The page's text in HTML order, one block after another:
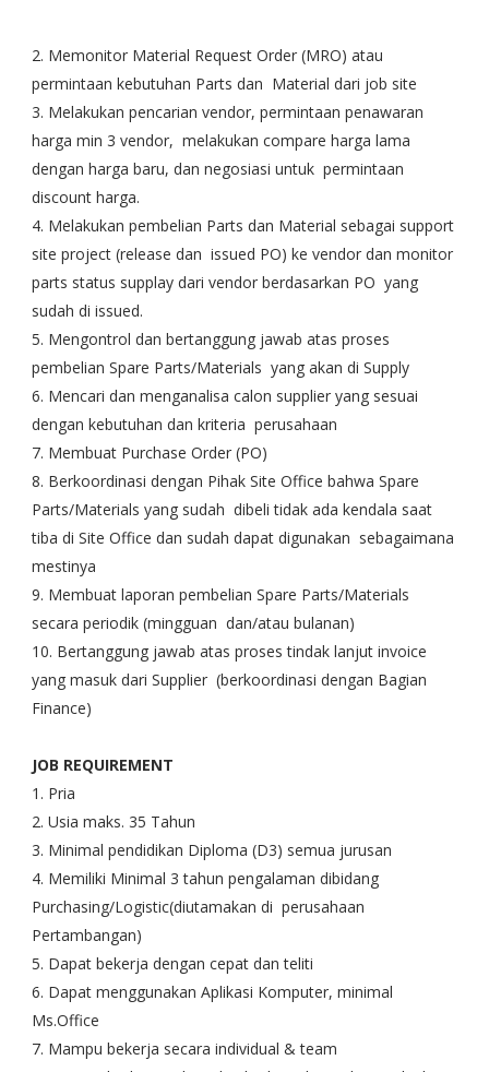
2. Memonitor Material Request Order (MRO) atau
permintaan kebutuhan Parts dan Material dari job site
3. Melakukan pencarian vendor, permintaan penawaran
harga min 3 vendor, melakukan compare harga lama
dengan harga baru, dan negosiasi untuk permintaan
discount harga.
4. Melakukan pembelian Parts dan Material sebagai support
site project (release dan issued PO) ke vendor dan monitor
parts status supplay dari vendor berdasarkan PO yang
sudah di issued.
5. Mengontrol dan bertanggung jawab atas proses
pembelian Spare Parts/Materials yang akan di Supply
6. Mencari dan menganalisa calon supplier yang sesuai
dengan kebutuhan dan kriteria perusahaan
7. Membuat Purchase Order (PO)
8. Berkoordinasi dengan Pihak Site Office bahwa Spare
Parts/Materials yang sudah dibeli tidak ada kendala saat
tiba di Site Office dan sudah dapat digunakan sebagaimana
mestinya
9. Membuat laporan pembelian Spare Parts/Materials
secara periodik (mingguan dan/atau bulanan)
10. Bertanggung jawab atas proses tindak lanjut invoice
yang masuk dari Supplier (berkoordinasi dengan Bagian
Finance)
JOB REQUIREMENT
1. Pria
2. Usia maks. 35 Tahun
3. Minimal pendidikan Diploma (D3) semua jurusan
4. Memiliki Minimal 3 tahun pengalaman dibidang
Purchasing/Logistic(diutamakan di perusahaan
Pertambangan)
5. Dapat bekerja dengan cepat dan teliti
6. Dapat menggunakan Aplikasi Komputer, minimal
Ms.Office
7. Mampu bekerja secara individual & team